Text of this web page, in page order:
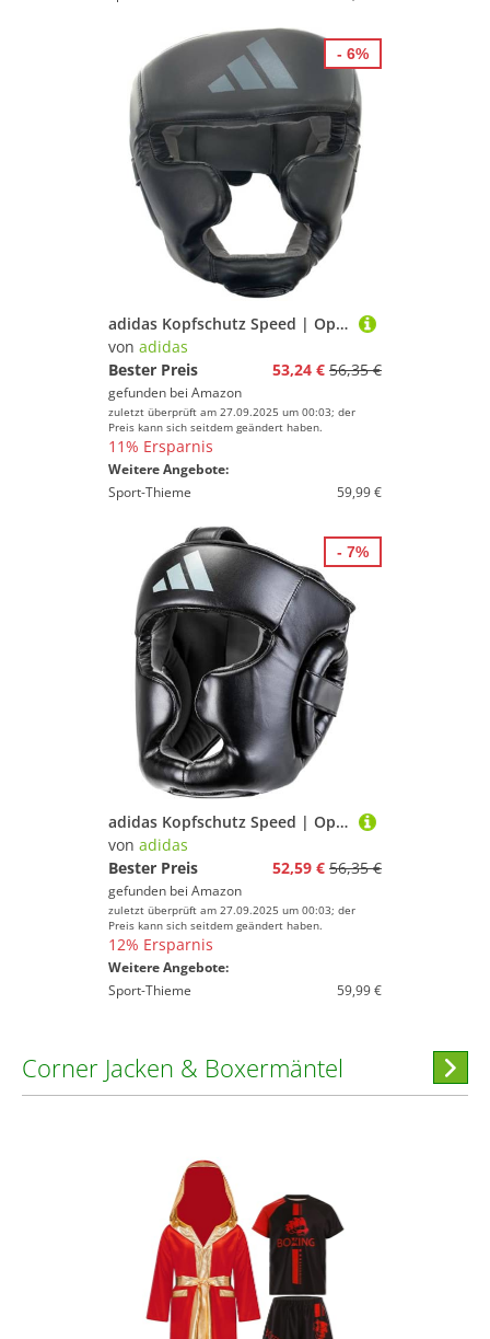
adidas Kopfschutz Speed | Optimale Stoßabsorption | Individuell anpassbar | Boxen | Kampfsport | PU Obermaterial | Eva-Schaumstoff | Schwarz
von adidas
Bester Preis
53,24 € 56,35 €
gefunden bei Amazon
zuletzt überprüft am 27.09.2025 um 00:03; der
Preis kann sich seitdem geändert haben.
11% Ersparnis
Weitere Angebote:
Sport-Thieme
59,99 €
- 6%
adidas Kopfschutz Speed | Optimale Stoßabsorption | Individuell anpassbar | Boxen | Kampfsport | PU Obermaterial | Eva-Schaumstoff | Schwarz
von adidas
Bester Preis
52,59 € 56,35 €
gefunden bei Amazon
zuletzt überprüft am 27.09.2025 um 00:03; der
Preis kann sich seitdem geändert haben.
12% Ersparnis
Weitere Angebote:
Sport-Thieme
59,99 €
- 7%
Corner Jacken & Boxermäntel